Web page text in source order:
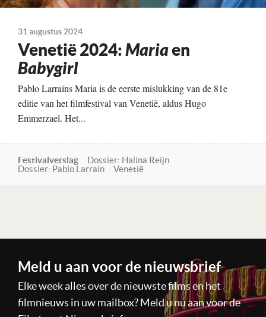
31 augustus 2024
Venetië 2024:Mariaen
Babygirl
Pablo Larraíns Maria is de eerste mislukking van de 81e
editie van het filmfestival van Venetië, aldus Hugo
Emmerzael. Het...
Festivalverslag
Dossier: Halina Reijn
Dossier: Pablo Larraín
Venetië
Meld u aan voor de nieuwsbrief
Elke week alles over de nieuwste films en het
filmnieuws in uw mailbox? Meld u nu aan voor de